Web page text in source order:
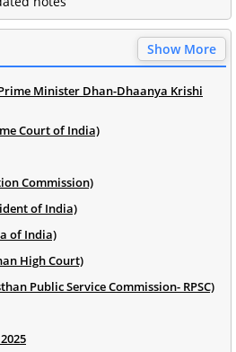
Show More
(Prime Minister Dhan-Dhaanya Krishi
Court of India)
Commission)
of India)
of India)
High Court)
Public Service Commission- RPSC)